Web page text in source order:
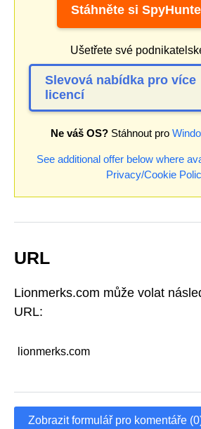
Stáhněte si
Ušetřete své
Slevová nabídka pro více
licencí
Ne váš OS? Stáhnout pro
See additional offer below where
Privacy/Cookie
URL
Lionmerks.com může volat
URL:
lionmerks.com
Zobrazit formulář pro komentáře